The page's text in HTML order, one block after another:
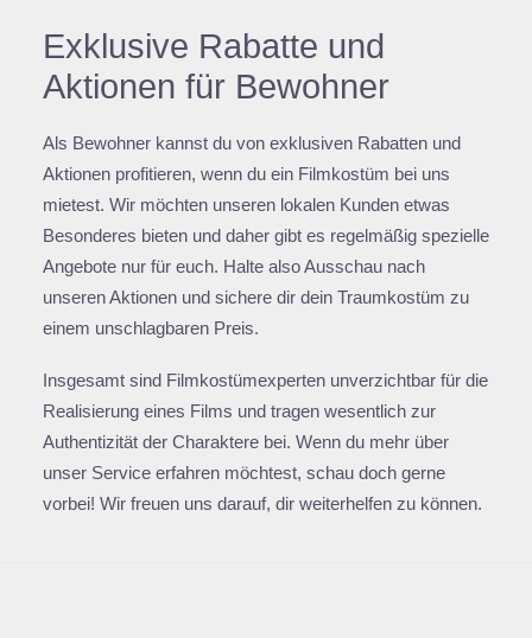
Exklusive Rabatte und
Aktionen für Bewohner
Als Bewohner kannst du von exklusiven Rabatten und
Aktionen profitieren, wenn du ein Filmkostüm bei uns
mietest. Wir möchten unseren lokalen Kunden etwas
Besonderes bieten und daher gibt es regelmäßig spezielle
Angebote nur für euch. Halte also Ausschau nach
unseren Aktionen und sichere dir dein Traumkostüm zu
einem unschlagbaren Preis.
Insgesamt sind Filmkostümexperten unverzichtbar für die
Realisierung eines Films und tragen wesentlich zur
Authentizität der Charaktere bei. Wenn du mehr über
unser Service erfahren möchtest, schau doch gerne
vorbei! Wir freuen uns darauf, dir weiterhelfen zu können.